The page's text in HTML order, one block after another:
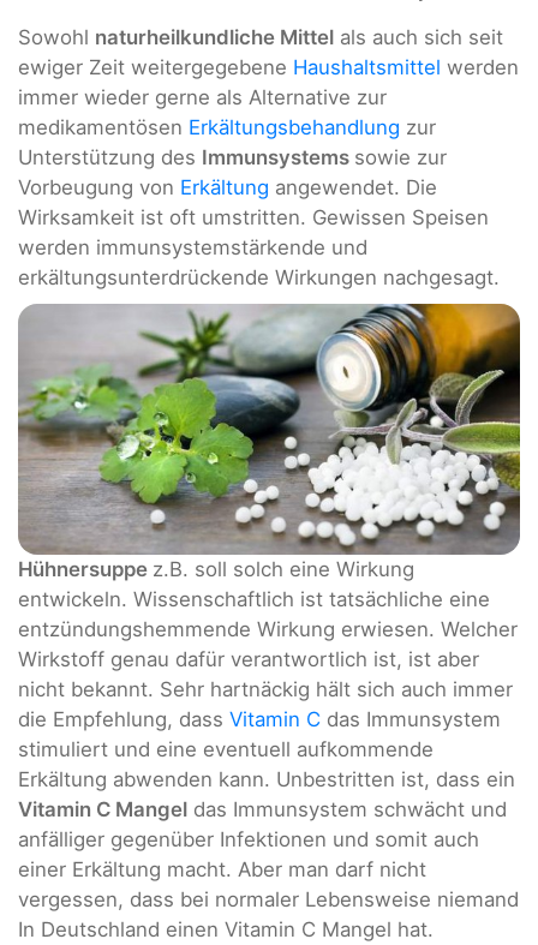
Sowohl naturheilkundliche Mittel als auch sich seit
ewiger Zeit weitergegebene Haushaltsmittel werden
immer wieder gerne als Alternative zur
medikamentösen Erkältungsbehandlung zur
Unterstützung des Immunsystems sowie zur
Vorbeugung von Erkältung angewendet. Die
Wirksamkeit ist oft umstritten. Gewissen Speisen
werden immunsystemstärkende und
erkältungsunterdrückende Wirkungen nachgesagt.
Hühnersuppe z.B. soll solch eine Wirkung
entwickeln. Wissenschaftlich ist tatsächliche eine
entzündungshemmende Wirkung erwiesen. Welcher
Wirkstoff genau dafür verantwortlich ist, ist aber
nicht bekannt. Sehr hartnäckig hält sich auch immer
die Empfehlung, dass Vitamin C das Immunsystem
stimuliert und eine eventuell aufkommende
Erkältung abwenden kann. Unbestritten ist, dass ein
Vitamin C Mangel das Immunsystem schwächt und
anfälliger gegenüber Infektionen und somit auch
einer Erkältung macht. Aber man darf nicht
vergessen, dass bei normaler Lebensweise niemand
In Deutschland einen Vitamin C Mangel hat.